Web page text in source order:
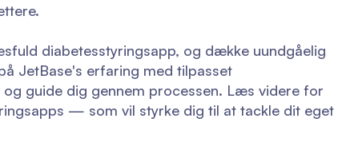
diabetesstyringsapp, og dække uundgåelig
JetBase's erfaring med tilpasset
guide dig gennem processen. Læs videre for
— som vil styrke dig til at tackle dit eget